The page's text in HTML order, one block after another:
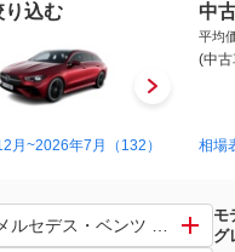
り込む
月~2026年7月（132）
中
平均
(中
相場
メルセデス・ベンツ ＣＬＡクモ
グ